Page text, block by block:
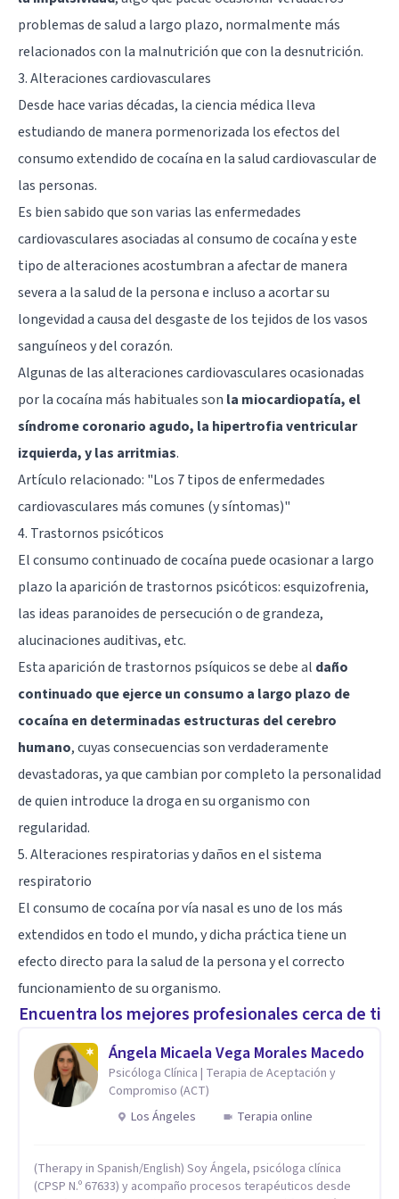
problemas de salud a largo plazo, normalmente más
relacionados con la malnutrición que con la desnutrición.
3. Alteraciones cardiovasculares
Desde hace varias décadas, la ciencia médica lleva
estudiando de manera pormenorizada los efectos del
consumo extendido de cocaína en la salud cardiovascular de
las personas.
Es bien sabido que son varias las enfermedades
cardiovasculares asociadas al consumo de cocaína y este
tipo de alteraciones acostumbran a afectar de manera
severa a la salud de la persona e incluso a acortar su
longevidad a causa del desgaste de los tejidos de los vasos
sanguíneos y del corazón.
Algunas de las alteraciones cardiovasculares ocasionadas
por la cocaína más habituales son la miocardiopatía, el
síndrome coronario agudo, la hipertrofia ventricular
izquierda, y las arritmias.
Artículo relacionado: "Los 7 tipos de enfermedades
cardiovasculares más comunes (y síntomas)"
4. Trastornos psicóticos
El consumo continuado de cocaína puede ocasionar a largo
plazo la aparición de trastornos psicóticos: esquizofrenia,
las ideas paranoides de persecución o de grandeza,
alucinaciones auditivas, etc.
Esta aparición de trastornos psíquicos se debe al daño
continuado que ejerce un consumo a largo plazo de
cocaína en determinadas estructuras del cerebro
humano, cuyas consecuencias son verdaderamente
devastadoras, ya que cambian por completo la personalidad
de quien introduce la droga en su organismo con
regularidad.
5. Alteraciones respiratorias y daños en el sistema
respiratorio
El consumo de cocaína por vía nasal es uno de los más
extendidos en todo el mundo, y dicha práctica tiene un
efecto directo para la salud de la persona y el correcto
funcionamiento de su organismo.
Encuentra los mejores profesionales cerca de ti
Ángela Micaela Vega Morales Macedo
Psicóloga Clínica | Terapia de Aceptación y
Compromiso (ACT)
Los Ángeles
Terapia online
(Therapy in Spanish/English) Soy Ángela, psicóloga clínica
(CPSP N.º 67633) y acompaño procesos terapéuticos desde